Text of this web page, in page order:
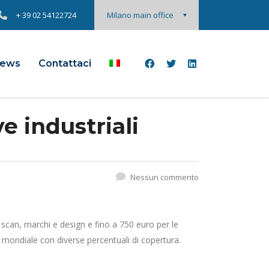
Milano main office
+ 39 02 54122724
Contattaci
industriali
Nessun commento
marchi e design e fino a 750 euro per le
con diverse percentuali di copertura.